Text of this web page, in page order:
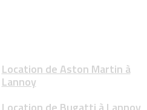
Location de Aston Martin à
Lannoy